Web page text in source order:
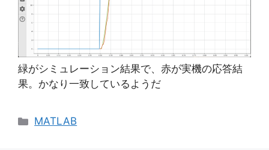
緑がシミュレーション結果で、赤が実機の応答結
果。かなり一致しているようだ
カ
MATLAB